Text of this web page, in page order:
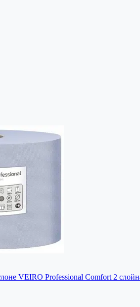
VEIRO Professional Comfort 2